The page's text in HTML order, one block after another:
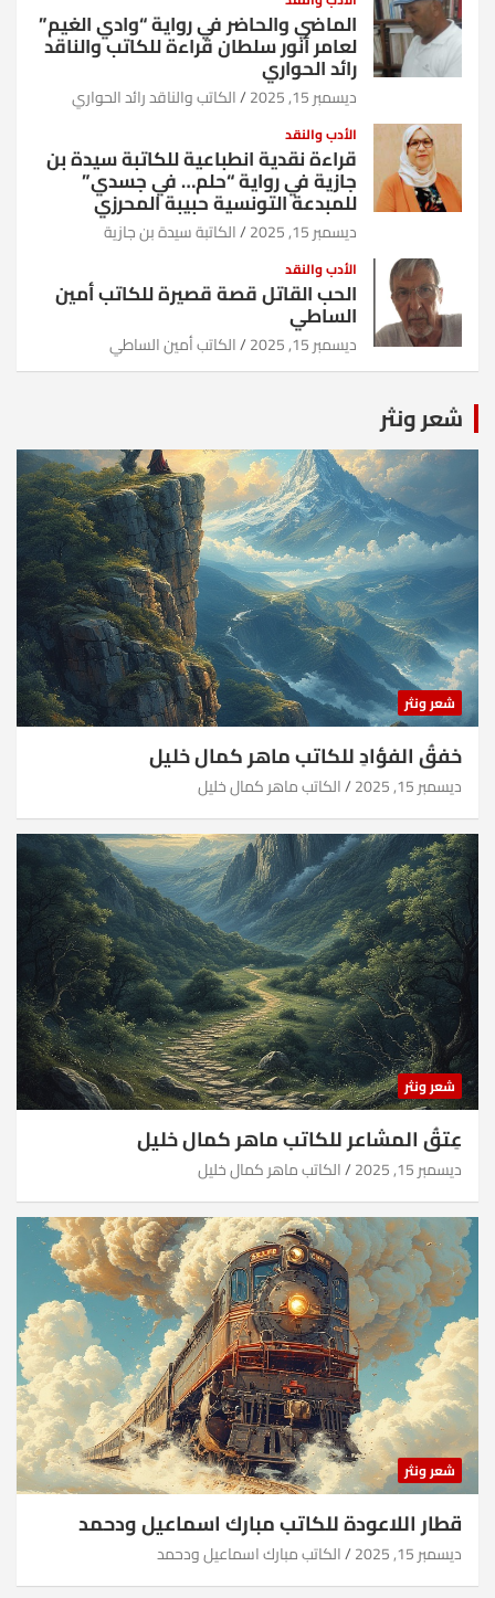
الماضي والحاضر في رواية “وادي الغيم”
لعامر أنور سلطان قراءة للكاتب والناقد
رائد الحواري
ديسمبر 15, 2025 الكاتب والناقد رائد الحواري
الأدب والنقد
قراءة نقدية انطباعية للكاتبة سيدة بن
جازية في رواية “حلم… في جسدي”
للمبدعة التونسية حبيبة المحرزي
ديسمبر 15, 2025 الكاتبة سيدة بن جازية
الأدب والنقد
الحب القاتل قصة قصيرة للكاتب أمين
الساطي
ديسمبر 15, 2025 الكاتب أمين الساطي
شعر ونثر
شعر ونثر
خفقُ الفؤادِ للكاتب ماهر كمال خليل
ديسمبر 15, 2025 الكاتب ماهر كمال خليل
شعر ونثر
عِتقُ المشاعر للكاتب ماهر كمال خليل
ديسمبر 15, 2025 الكاتب ماهر كمال خليل
شعر ونثر
قطار اللاعودة للكاتب مبارك اسماعيل ودحمد
ديسمبر 15, 2025 الكاتب مبارك اسماعيل ودحمد